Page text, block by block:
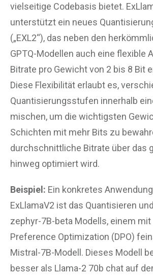
vielseitige Codebasis bietet.
unterstützt ein neues
(„EXL2“), das neben den
GPTQ-Modellen auch eine flexible
Bitrate pro Gewicht von 2 bis 8 Bit
Diese Flexibilität erlaubt es,
Quantisierungsstufen innerhalb
mischen, um die wichtigsten
Schichten mit mehr Bits zu
durchschnittliche Bitrate über das
hinweg optimiert wird​​.
Beispiel: Ein konkretes
ExLlamaV2 ist das Quantisieren
zephyr-7B-beta Modells, einem mit
Preference Optimization (DPO)
Mistral-7B-Modell. Dieses Modell
besser als Llama-2 70b chat auf